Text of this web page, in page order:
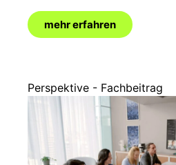
mehr erfahren
Perspektive - Fachbeitrag